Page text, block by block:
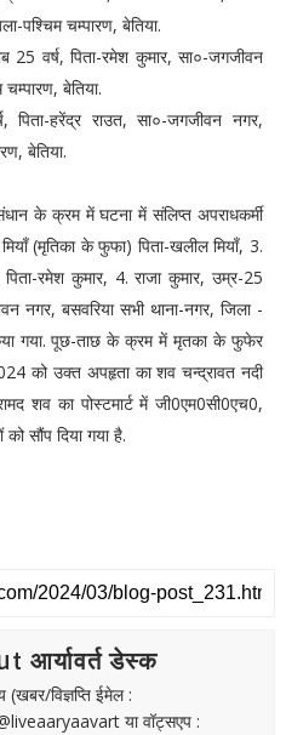
पश्चिम चम्पारण, बेतिया.
25 वर्ष, पिता-रमेश कुमार, सा०-जगजीवन
बेतिया.
पिता-हरेंद्र राउत, सा०-जगजीवन नगर,
बेतिया.
के क्रम में घटना में संलिप्त अपराधकर्मी
(मृतिका के फुफा) पिता-खलील मियाँ, 3.
रमेश कुमार, 4. राजा कुमार, उम्र-25
नगर, बसवरिया सभी थाना-नगर, जिला -
गया. पूछ-ताछ के क्रम में मृतका के फुफेर
को उक्त अपहृता का शव चन्द्रावत नदी
शव का पोस्टमार्ट में जी0एम0सी0एच0,
सौंप दिया गया है.
आर्यावर्त डेस्क
(खबर/विज्ञप्ति ईमेल :
या वॉट्सएप :